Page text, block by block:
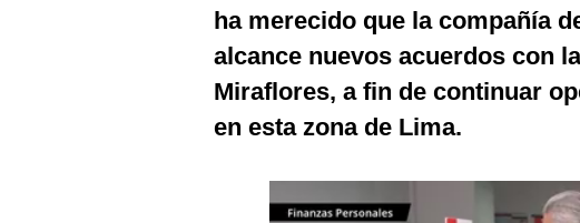
ha merecido que la compañía
alcance nuevos acuerdos con
Miraflores, a fin de continuar
en esta zona de Lima.